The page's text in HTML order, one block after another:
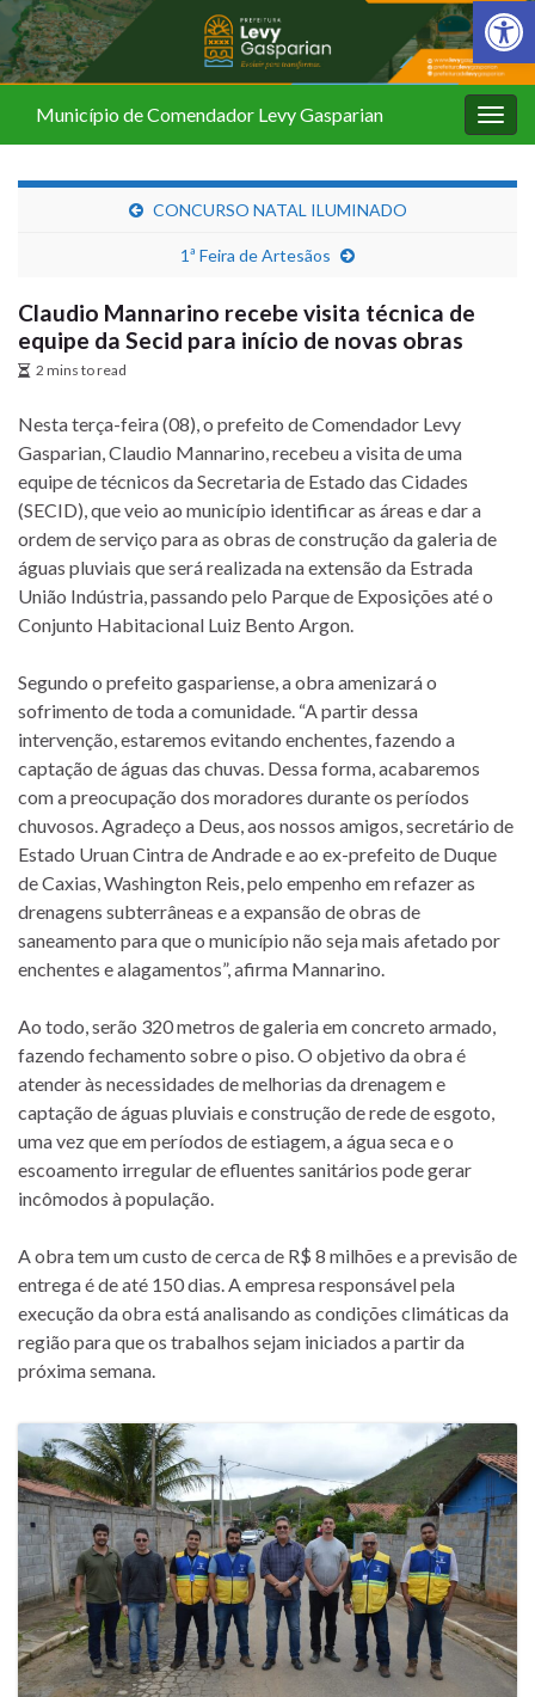
Barra de
Município de Comendador Levy Gasparian
CONCURSO NATAL ILUMINADO
1ª Feira de Artesãos
Claudio Mannarino recebe visita técnica de
equipe da Secid para início de novas obras
2 mins to read
Nesta terça-feira (08), o prefeito de Comendador Levy
Gasparian, Claudio Mannarino, recebeu a visita de uma
equipe de técnicos da Secretaria de Estado das Cidades
(SECID), que veio ao município identificar as áreas e dar a
ordem de serviço para as obras de construção da galeria de
águas pluviais que será realizada na extensão da Estrada
União Indústria, passando pelo Parque de Exposições até o
Conjunto Habitacional Luiz Bento Argon.
Segundo o prefeito gaspariense, a obra amenizará o
sofrimento de toda a comunidade. “A partir dessa
intervenção, estaremos evitando enchentes, fazendo a
captação de águas das chuvas. Dessa forma, acabaremos
com a preocupação dos moradores durante os períodos
chuvosos. Agradeço a Deus, aos nossos amigos, secretário de
Estado Uruan Cintra de Andrade e ao ex-prefeito de Duque
de Caxias, Washington Reis, pelo empenho em refazer as
drenagens subterrâneas e a expansão de obras de
saneamento para que o município não seja mais afetado por
enchentes e alagamentos”, afirma Mannarino.
Ao todo, serão 320 metros de galeria em concreto armado,
fazendo fechamento sobre o piso. O objetivo da obra é
atender às necessidades de melhorias da drenagem e
captação de águas pluviais e construção de rede de esgoto,
uma vez que em períodos de estiagem, a água seca e o
escoamento irregular de efluentes sanitários pode gerar
incômodos à população.
A obra tem um custo de cerca de R$ 8 milhões e a previsão de
entrega é de até 150 dias. A empresa responsável pela
execução da obra está analisando as condições climáticas da
região para que os trabalhos sejam iniciados a partir da
próxima semana.